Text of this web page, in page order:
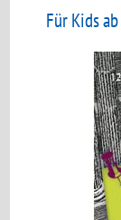
Für Kids